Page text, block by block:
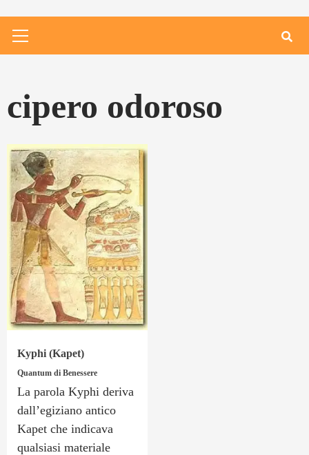
Menu
cipero odoroso
Kyphi (Kapet)
Quantum di Benessere
La parola Kyphi deriva
dall’egiziano antico
Kapet che indicava
qualsiasi materiale